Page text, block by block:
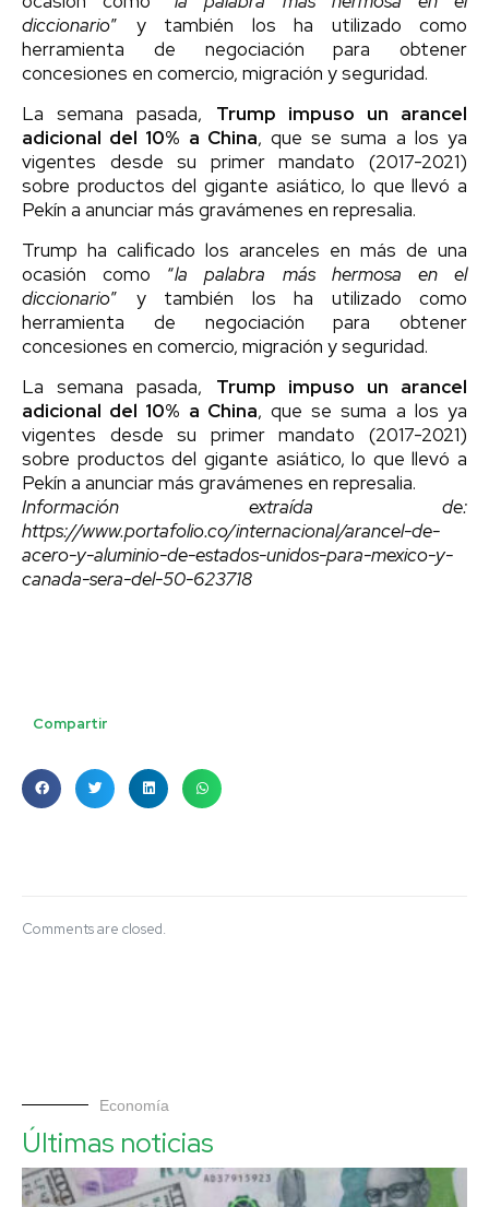
diccionario” y también los ha utilizado como
herramienta de negociación para obtener
concesiones en comercio, migración y seguridad.
La semana pasada, Trump impuso un arancel
adicional del 10% a China, que se suma a los ya
vigentes desde su primer mandato (2017-2021)
sobre productos del gigante asiático, lo que llevó a
Pekín a anunciar más gravámenes en represalia.
Trump ha calificado los aranceles en más de una
ocasión como “la palabra más hermosa en el
diccionario” y también los ha utilizado como
herramienta de negociación para obtener
concesiones en comercio, migración y seguridad.
La semana pasada, Trump impuso un arancel
adicional del 10% a China, que se suma a los ya
vigentes desde su primer mandato (2017-2021)
sobre productos del gigante asiático, lo que llevó a
Pekín a anunciar más gravámenes en represalia.
Información extraída de:
https://www.portafolio.co/internacional/arancel-de-
acero-y-aluminio-de-estados-unidos-para-mexico-y-
canada-sera-del-50-623718
Compartir
Comments are closed.
Economía
Últimas noticias